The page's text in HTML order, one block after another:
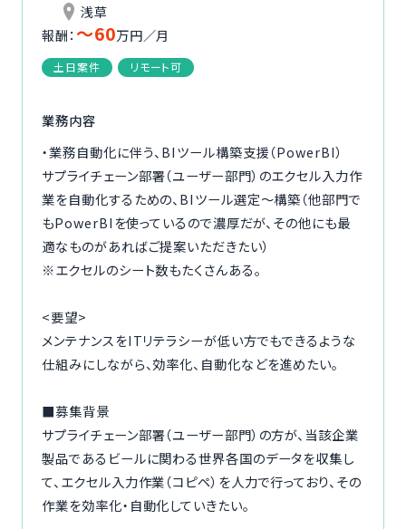
ご利用の流れ
イベント/マガジン
法人の方
浅草
報酬： 〜60万円／月
土日案件 リモート可
業務内容
・業務自動化に伴う、BIツール構築支援（PowerBI）
サプライチェーン部署（ユーザー部門）のエクセル入力作
業を自動化するための、BIツール選定〜構築（他部門で
もPowerBIを使っているので濃厚だが、その他にも最
適なものがあればご提案いただきたい）
※エクセルのシート数もたくさんある。
<要望>
メンテナンスをITリテラシーが低い方でもできるような
仕組みにしながら、効率化、自動化などを進めたい。
■募集背景
サプライチェーン部署（ユーザー部門）の方が、当該企業
製品であるビールに関わる世界各国のデータを収集し
て、エクセル入力作業（コピペ）を人力で行っており、その
作業を効率化・自動化していきたい。